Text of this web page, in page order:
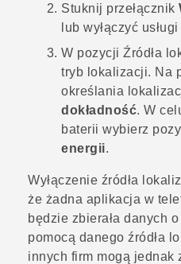
Stuknij przełącznik
lub wyłączyć
W pozycji Źródła
tryb lokalizacji. Na
określania
dokładność. W
baterii wybierz
energii.
Wyłączenie źródła
że żadna aplikacja w
będzie zbierała danych
pomocą danego źródła
innych firm mogą jednak